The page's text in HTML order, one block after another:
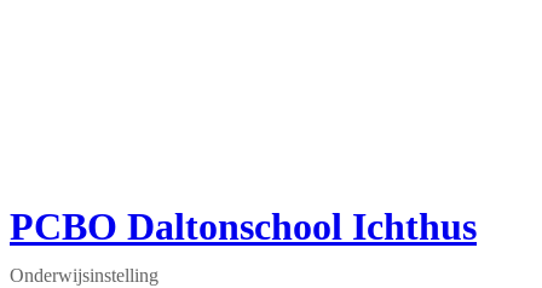
PCBO Daltonschool Ichthus
Onderwijsinstelling